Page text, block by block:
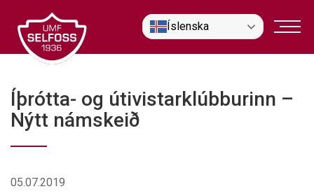
efni
Íslenska
Íþrótta- og útivistarklúbburinn –
Nýtt námskeið
05.07.2019